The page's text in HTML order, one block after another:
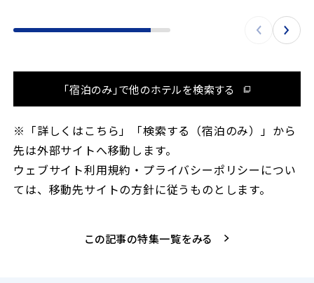
「宿泊のみ」で他のホテルを検索する
※「詳しくはこちら」「検索する（宿泊のみ）」から
先は外部サイトへ移動します。
ウェブサイト利用規約・プライバシーポリシーについ
ては、移動先サイトの方針に従うものとします。
この記事の特集一覧をみる